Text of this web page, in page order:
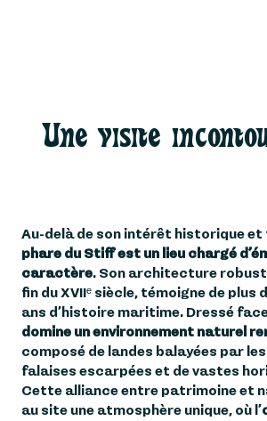
Une visite
Au-delà de son intérêt historique et
phare du Stiff est un lieu chargé
caractère. Son architecture
fin du XVIIᵉ siècle, témoigne de plus
ans d’histoire maritime. Dressé face
domine un environnement naturel
composé de landes balayées par
falaises escarpées et de vastes
Cette alliance entre patrimoine et
au site une atmosphère unique, où l’